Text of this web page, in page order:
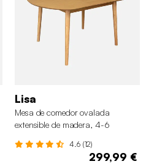
Lisa
Mesa de comedor ovalada
extensible de madera, 4-6
4.6 (12)
299,99 €